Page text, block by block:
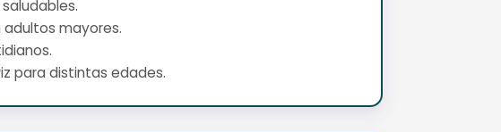
mayores.
para distintas edades.